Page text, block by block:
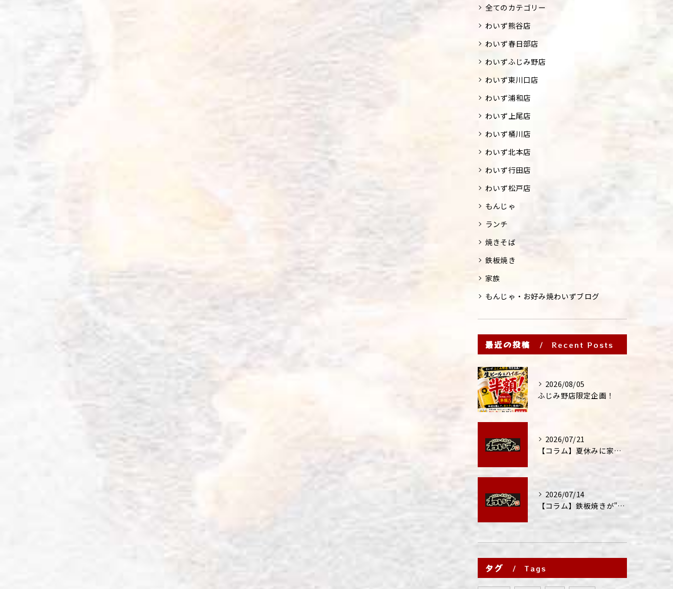
全てのカテゴリー
わいず熊谷店
わいず春日部店
わいずふじみ野店
わいず東川口店
わいず浦和店
わいず上尾店
わいず桶川店
わいず北本店
わいず行田店
わいず松戸店
もんじゃ
ランチ
焼きそば
鉄板焼き
家族
もんじゃ・お好み焼わいずブログ
最近の投稿 Recent Posts
2026/08/05
ふじみ野店限定企画！
2026/07/21
【コラム】夏休みに家族外食が増える理由
2026/07/14
【コラム】鉄板焼きが"コミュニケーション飯"と呼ばれる理由
タグ Tags